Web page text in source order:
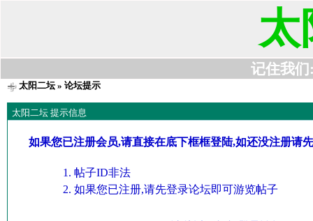
太
记住我们
太阳二坛» 论坛提示
太阳二坛 提示信息
如果您已注册会员,请直接在底下框框登陆,如还没注册请
帖子ID非法
如果您已注册,请先登录论坛即可游览帖子